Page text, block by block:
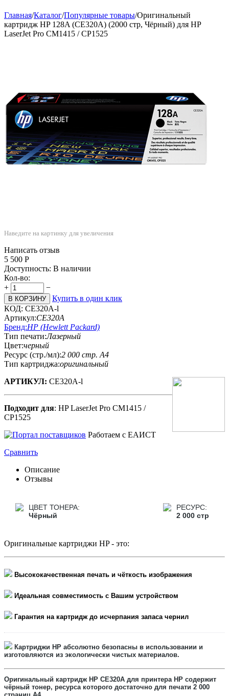
Главная/Каталог/Популярные товары/Оригинальный
картридж HP 128A (CE320A) (2000 стр, Чёрный) для HP
LaserJet Pro CM1415 / CP1525
Наведите на картинку для увеличения
Написать отзыв
5 500 Р
Доступность: В наличии
Кол-во:
+
−
В КОРЗИНУ
Купить в один клик
КОД: CE320A-l
Артикул:CE320A
Бренд:HP (Hewlett Packard)
Тип печати:Лазерный
Цвет:черный
Ресурс (стр./мл):2 000 стр. А4
Тип картриджа:оригинальный
АРТИКУЛ: CE320A-l
Подходит для: HP LaserJet Pro CM1415 /
CP1525
Работаем с ЕАИСТ
Сравнить
Описание
Отзывы
ЦВЕТ ТОНЕРА:
Чёрный
РЕСУРС:
2 000 стр
Оригинальные картриджи HP - это:
Высококачественная печать и чёткость изображения
Идеальная совместимость с Вашим устройством
Гарантия на картридж до исчерпания запаса чернил
Картриджи HP абсолютно безопасны в использовании и
изготовляются из экологически чистых материалов.
Оригинальный картридж HP CE320A для принтера HP содержит
чёрный тонер, ресурса которого достаточно для печати 2 000